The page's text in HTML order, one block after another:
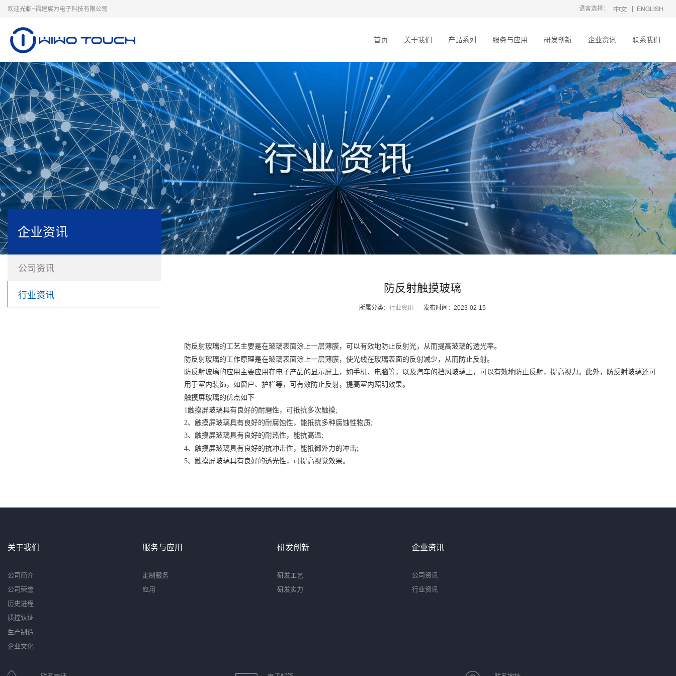
欢迎光临~福建宸为电子科技有限公司 语言选择：
首页 关于我们 产品系列 服务与应用 研发创新 企业资讯 联系我们
防反射触摸玻璃
所属分类： 行业资讯 发布时间： 2023-02-15
防反射玻璃的工艺主要是在玻璃表面涂上一层薄膜，可以有效地防止反射光，从而提高玻璃的透光率。
防反射玻璃的工作原理是在玻璃表面涂上一层薄膜，使光线在玻璃表面的反射减少，从而防止反射。
防反射玻璃的应用主要应用在电子产品的显示屏上，如手机、电脑等，以及汽车的挡风玻璃上，可以有效地防止反射，提高视力。此外，防反射玻璃还可
用于室内装饰，如窗户、护栏等，可有效防止反射，提高室内照明效果。
触摸屏玻璃的优点如下
1触摸屏玻璃具有良好的耐磨性，可抵抗多次触摸;
2、触摸屏玻璃具有良好的耐腐蚀性，能抵抗多种腐蚀性物质;
3、触摸屏玻璃具有良好的耐热性，能抗高温;
4、触摸屏玻璃具有良好的抗冲击性，能抵御外力的冲击;
5、触摸屏玻璃具有良好的透光性，可提高视觉效果。
企业资讯
公司资讯
行业资讯
关于我们
公司简介
公司荣誉
历史进程
质控认证
生产制造
企业文化
服务与应用
定制服务
应用
研发创新
研发工艺
研发实力
企业资讯
公司资讯
行业资讯